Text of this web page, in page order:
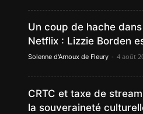
Un coup de hache
Netflix : Lizzie Borden
Solenne d'Arnoux de Fleury - 4 août
CRTC et taxe de
la souveraineté